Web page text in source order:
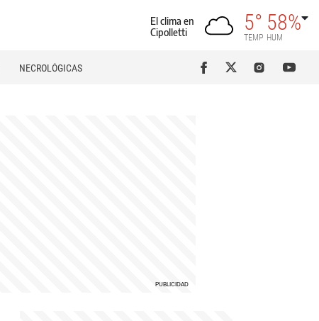
El clima en
Cipolletti
5°
TEMP
58%
HUM
NECROLÓGICAS